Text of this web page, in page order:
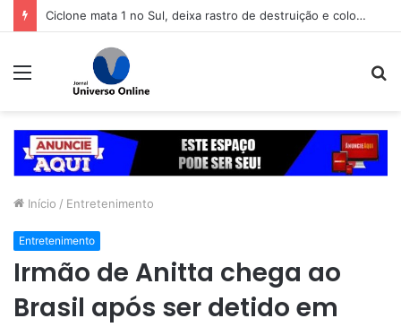
Ciclone mata 1 no Sul, deixa rastro de destruição e coloca 11 estados em alerta
Menu
Início / Entretenimento
Entretenimento
Irmão de Anitta chega ao
Brasil após ser detido em